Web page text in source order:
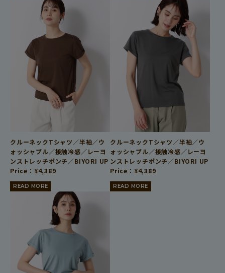
クルーネックTシャツ／半袖／ウ
ォッシャブル／接触冷感／レーヨ
ンストレッチポンチ／BIYORI UP
Price： ¥4,389
READ MORE
クルーネックTシャツ／半袖／ウ
ォッシャブル／接触冷感／レーヨ
ンストレッチポンチ／BIYORI UP
Price： ¥4,389
READ MORE